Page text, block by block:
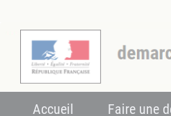
Accueil Faire une